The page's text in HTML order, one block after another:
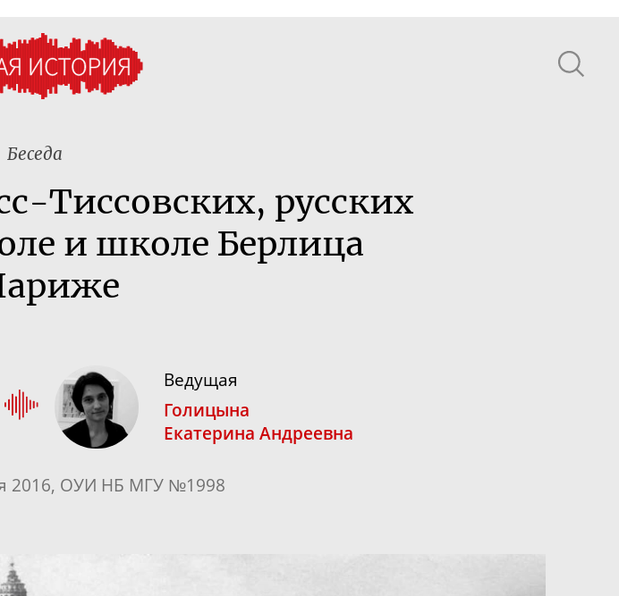
Беседа
Тиссовских, русских
и школе Берлица
Ведущая
Голицына
Екатерина Андреевна
2016, ОУИ НБ МГУ №1998